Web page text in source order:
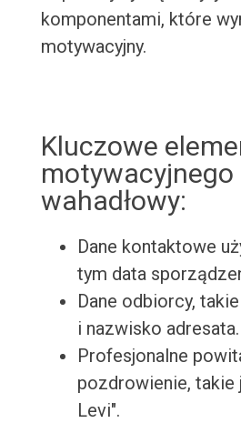
komponentami, które
motywacyjny.
Kluczowe
motywacyjnego
wahadłowy:
Dane kontaktowe
tym data
Dane odbiorcy,
i nazwisko adresata.
Profesjonalne
pozdrowienie, takie
Levi".